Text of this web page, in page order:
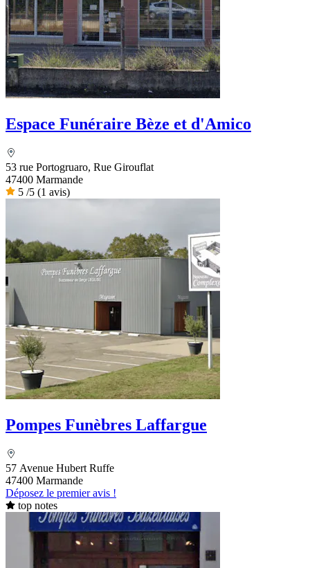
Espace Funéraire Bèze et d'Amico
53 rue Portogruaro, Rue Girouflat
47400 Marmande
5 /5 (1 avis)
Pompes Funèbres Laffargue
57 Avenue Hubert Ruffe
47400 Marmande
Déposez le premier avis !
top notes